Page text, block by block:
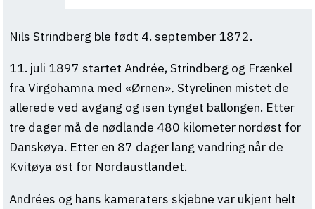
Nils Strindberg ble født 4. september 1872.
11. juli 1897 startet Andrée, Strindberg og Frænkel
fra Virgohamna med «Ørnen». Styrelinen mistet de
allerede ved avgang og isen tynget ballongen. Etter
tre dager må de nødlande 480 kilometer nordøst for
Danskøya. Etter en 87 dager lang vandring når de
Kvitøya øst for Nordaustlandet.
Andrées og hans kameraters skjebne var ukjent helt